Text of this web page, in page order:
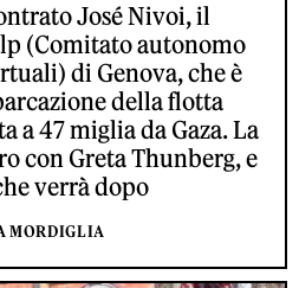
José Nivoi, il
(Comitato autonomo
di Genova, che è
della flotta
a 47 miglia da Gaza. La
con Greta Thunberg, e
verrà dopo
MORDIGLIA